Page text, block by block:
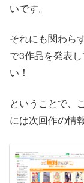
いです。
それにも関わら
で3作品を発表
い！
ということで、
には次回作の情